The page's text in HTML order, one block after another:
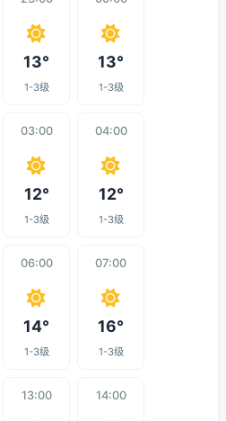
13°
1-3级
13°
1-3级
03:00
12°
1-3级
04:00
12°
1-3级
06:00
14°
1-3级
07:00
16°
1-3级
13:00 14:00